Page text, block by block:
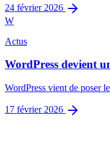
24 février 2026
W
Actus
WordPress devient
WordPress vient de poser
17 février 2026